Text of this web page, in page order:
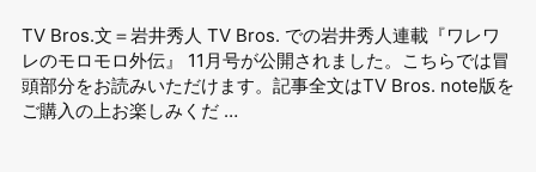
TV Bros.文＝岩井秀人 TV Bros. での岩井秀⼈連載『ワレワ
レのモロモロ外伝』 11⽉号が公開されました。こちらでは冒
頭部分をお読みいただけます。記事全文はTV Bros. note版を
ご購入の上お楽しみくだ …